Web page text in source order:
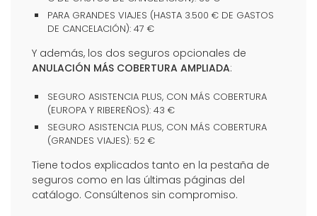
PARA GRANDES VIAJES (HASTA 3.500 € DE GASTOS
DE CANCELACIÓN): 47 €
Y además, los dos seguros opcionales de
ANULACIÓN MÁS COBERTURA AMPLIADA:
SEGURO ASISTENCIA PLUS, CON MÁS COBERTURA
(EUROPA Y RIBEREÑOS): 43 €
SEGURO ASISTENCIA PLUS, CON MÁS COBERTURA
(GRANDES VIAJES): 52 €
Tiene todos explicados tanto en la pestaña de
seguros como en las últimas páginas del
catálogo. Consúltenos sin compromiso.